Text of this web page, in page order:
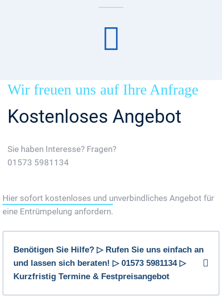
Wir freuen uns auf Ihre Anfrage
Kostenloses Angebot
Sie haben Interesse? Fragen?
01573 5981134
Hier sofort kostenloses und unverbindliches Angebot für
eine Entrümpelung anfordern.
Benötigen Sie Hilfe? ▷ Rufen Sie uns einfach an
und lassen sich beraten! ▷ 01573 5981134 ▷
Kurzfristig Termine & Festpreisangebot